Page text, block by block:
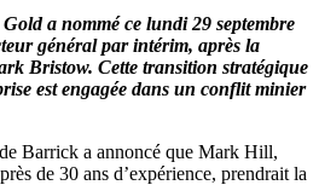
a nommé ce lundi 29 septembre
général par intérim, après la
Bristow. Cette transition stratégique
est engagée dans un conflit minier
Barrick a annoncé que Mark Hill,
de 30 ans d’expérience, prendrait la